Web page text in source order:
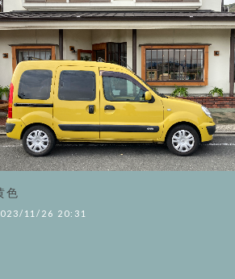
色
11/26 20:31